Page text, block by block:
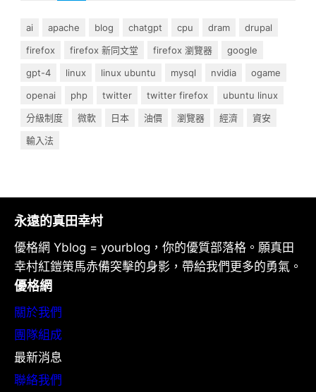
ai apache blog chatgpt cpu dram
drupal
firefox
firefox 新同文堂 firefox 瀏覽器
google
gpt-4
linux linux ubuntu mysql nvidia
ogame
openai
php twitter twitter firefox
ubuntu linux
分級制度
微軟 日本 油價 瀏覽器 經濟
資安
輸入法
永遠的真田幸村
優格網 Yblog = yourblog，你的優質部落格。願真田
幸村紅鎧策馬赤備突擊的身影，帶給我們更多的勇氣。
優格網
關於我們
團隊組成
最新消息
聯絡我們